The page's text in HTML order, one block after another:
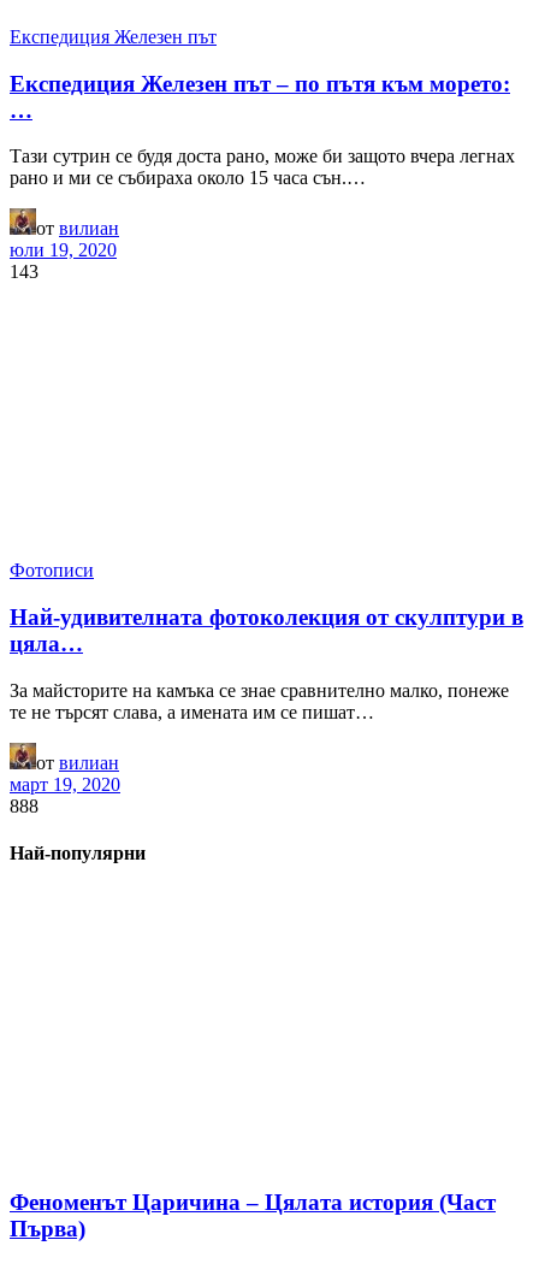
Експедиция Железен път
Експедиция Железен път – по пътя към морето:
…
Тази сутрин се будя доста рано, може би защото вчера легнах
рано и ми се събираха около 15 часа сън.…
от вилиан
юли 19, 2020
143
Фотописи
Най-удивителната фотоколекция от скулптури в
цяла…
За майсторите на камъка се знае сравнително малко, понеже
те не търсят слава, а имената им се пишат…
от вилиан
март 19, 2020
888
Най-популярни
Феноменът Царичина – Цялата история (Част
Първа)